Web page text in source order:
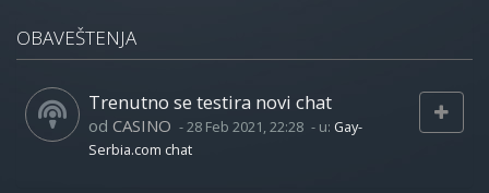
OBAVEŠTENJA
Trenutno se testira novi chat
od CASINO -28 Feb 2021, 22:28 - u: Gay-
Serbia.com chat